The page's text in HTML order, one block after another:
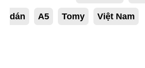
dán A5 Tomy Việt Nam